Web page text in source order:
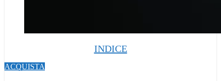
INDICE
ACQUISTA